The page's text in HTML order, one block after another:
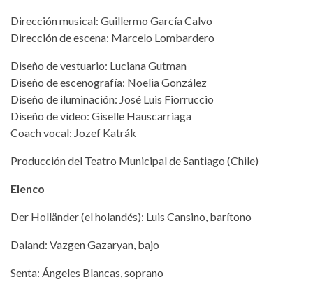
Dirección musical: Guillermo García Calvo
Dirección de escena: Marcelo Lombardero
Diseño de vestuario: Luciana Gutman
Diseño de escenografía: Noelia González
Diseño de iluminación: José Luis Fiorruccio
Diseño de vídeo: Giselle Hauscarriaga
Coach vocal: Jozef Katrák
Producción del Teatro Municipal de Santiago (Chile)
Elenco
Der Holländer (el holandés): Luis Cansino, barítono
Daland: Vazgen Gazaryan, bajo
Senta: Ángeles Blancas, soprano